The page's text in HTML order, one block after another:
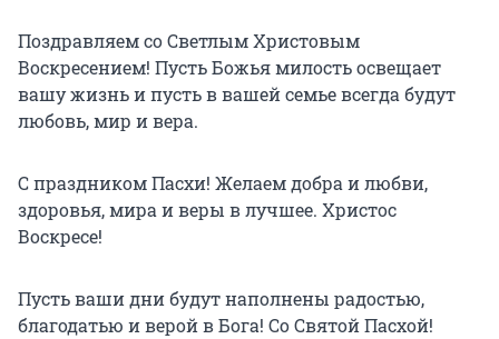
Поздравляем со Светлым Христовым
Воскресением! Пусть Божья милость освещает
вашу жизнь и пусть в вашей семье всегда будут
любовь, мир и вера.
С праздником Пасхи! Желаем добра и любви,
здоровья, мира и веры в лучшее. Христос
Воскресе!
Пусть ваши дни будут наполнены радостью,
благодатью и верой в Бога! Со Святой Пасхой!